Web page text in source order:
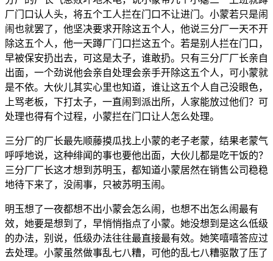
厂门口认人头，将五个工人拦在门口不让进门。小蒙若只是闹
闹也就罢了，他坚决要求开除这五个人，他说三分厂一天不开
除这五个人，他一天蹲厂门口拦这五个。若是别人拦在门口，
早被保安扔出去，可这是太子，谁敢扔。只有三分厂厂长亲自
出面，一个劲说他会亲自处理会亲手开除这五个人，可小蒙就
是不依。大伙儿其实心里也知道，谁让这五个人自己没眼色，
上骂老板，下打太子，一直闹到派出所，人家能放过他们？可
处理也得有个过程，小蒙拦在门口让人怎么处理。
三分厂的厂长最先顺藤摸瓜找上小蒙的老子老蒙，结果老蒙气
呼呼地说，这种绯闻的事也要他出面，大伙儿都是吃干饭的？
三分厂厂长这才想到苏明玉，都知道小蒙居然在销售公司稳稳
地待下来了，没闹事，只被苏明玉闹。
明玉想了一夜都想不出小蒙会怎么闹，也想不出怎么闹最有
效，她要是想到了，早悄悄指点了小蒙。她没想到是这么低级
的办法，别说，低级办法往往最直接最有效。她笑嘻嘻答应过
去处理。小蒙虽然做事乱七八糟，可他的乱七八糟驱散了压了